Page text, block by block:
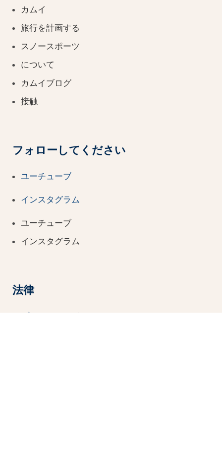
カムイ
旅行を計画する
スノースポーツ
について
カムイブログ
接触
フォローしてください
ユーチューブ
インスタグラム
ユーチューブ
インスタグラム
法律
プライバシーポリシー